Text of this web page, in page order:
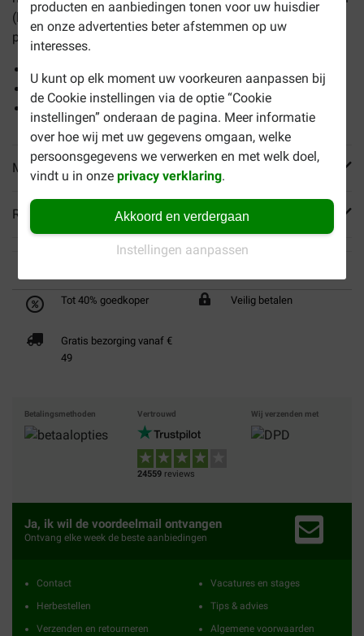
producten en aanbiedingen tonen voor uw huisdier
en onze advertenties beter afstemmen op uw
interesses.
U kunt op elk moment uw voorkeuren aanpassen bij
de Cookie instellingen via de optie “Cookie
instellingen” onderaan de pagina. Meer informatie
over hoe wij met uw gegevens omgaan, welke
persoonsgegevens we verwerken en met welk doel,
vindt u in onzeprivacy verklaring.
Akkoord en verdergaan
Instellingen aanpassen
(huidplooien, voetjes, oorschelp etc.). De voordelen van dit
product:
Voor kleine en moeilijk bereikbare delen
Verzorgende werking
Herstellende werking bij huidinfecties
Meer informatie
Reviews
Tot 40% goedkoper Veilig betalen
Gratis bezorging vanaf €
49
Betalingsmethoden Vertrouwd
24559 reviews
Wij verzenden met
Ja, ik wil de voordeelmail ontvangen
Ontvang elke week de beste aanbiedingen
Contact
Herbestellen
Verzenden en retourneren
Vacatures en stages
Tips & advies
Algemene voorwaarden